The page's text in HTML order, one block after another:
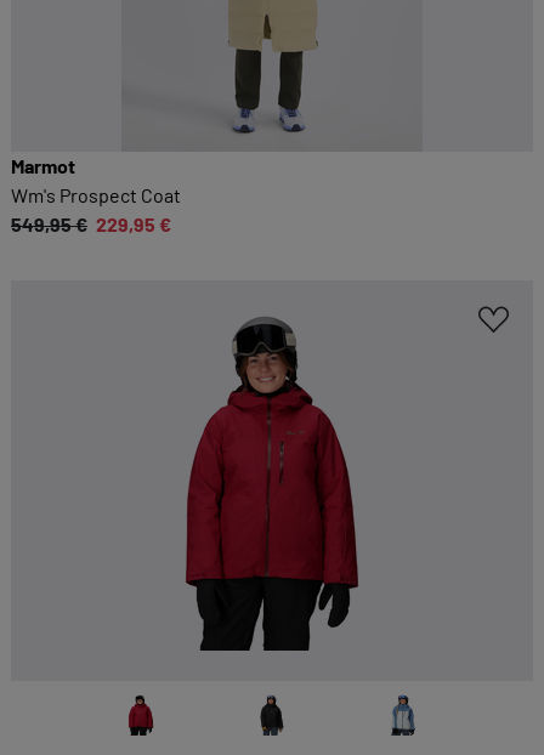
Marmot
Wm's Prospect Coat
549,95 € 229,95 €